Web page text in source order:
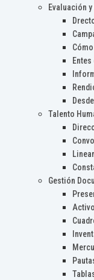
Evaluación y
Talento
Gestión